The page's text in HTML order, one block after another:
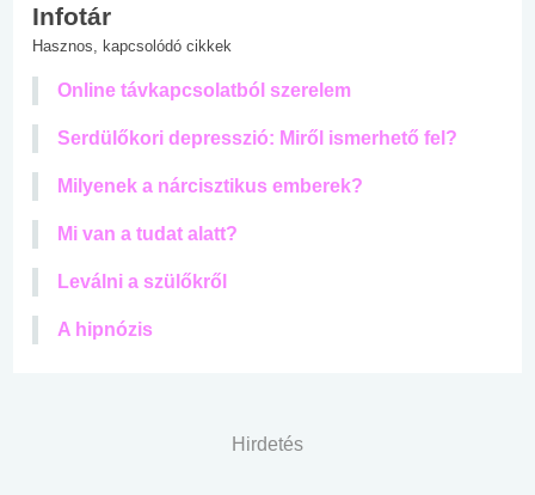
Infotár
Hasznos, kapcsolódó cikkek
Online távkapcsolatból szerelem
Serdülőkori depresszió: Miről ismerhető fel?
Milyenek a nárcisztikus emberek?
Mi van a tudat alatt?
Leválni a szülőkről
A hipnózis
Hirdetés